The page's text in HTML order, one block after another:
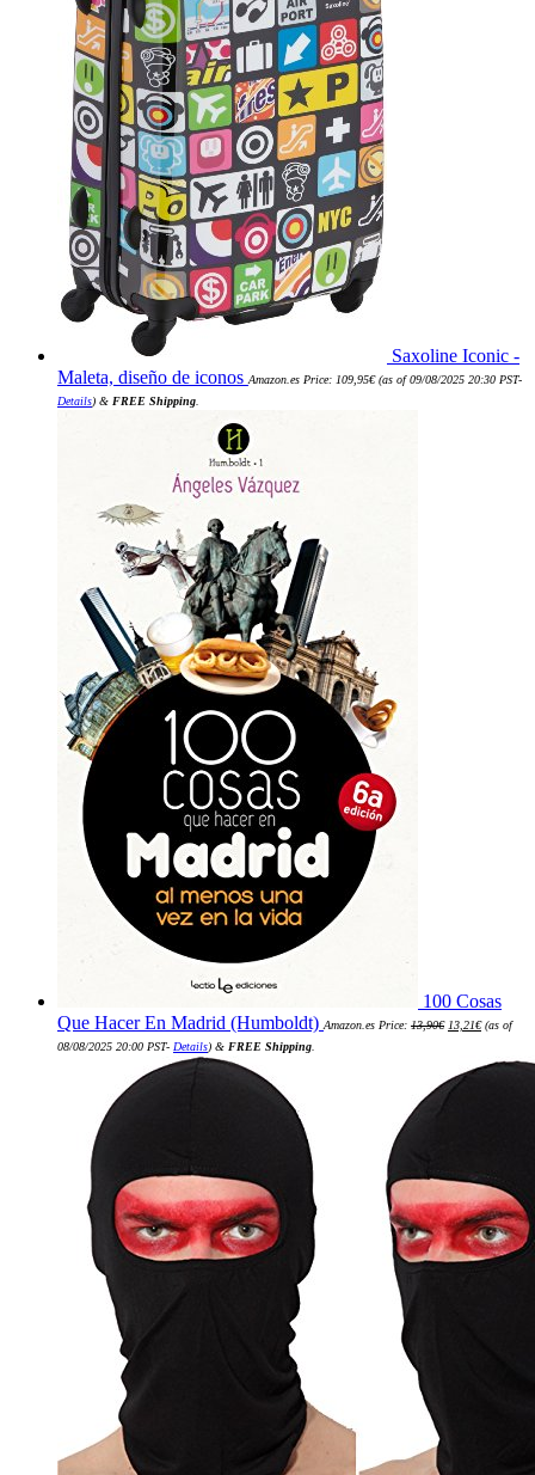
Saxoline Iconic -
Maleta, diseño de iconos Amazon.es Price: 109,95€(as of 09/08/2025 20:30 PST-
Details) & FREE Shipping
100 Cosas
Que Hacer En Madrid (Humboldt) Amazon.es Price: 13,90€ precio
13,90€.
13,21€precio
13,21€.
(as of
08/08/2025 20:00 PST- Details) & FREE Shipping